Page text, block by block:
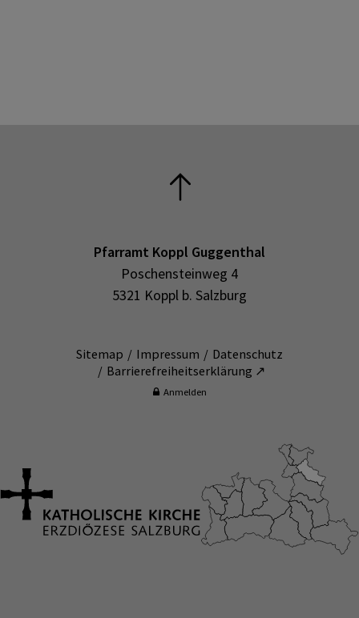
Pfarramt Koppl Guggenthal
Poschensteinweg 4
5321 Koppl b. Salzburg
Sitemap Impressum
Datenschutz
Barrierefreiheitserklärung ↗
Anmelden